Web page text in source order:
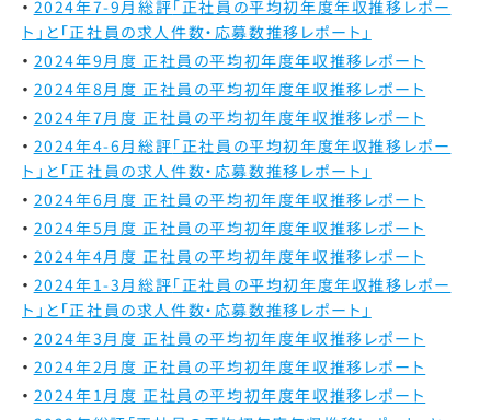
2024年7-9月総評「正社員の平均初年度年収推移レポー
ト」と「正社員の求人件数・応募数推移レポート」
2024年9月度 正社員の平均初年度年収推移レポート
2024年8月度 正社員の平均初年度年収推移レポート
2024年7月度 正社員の平均初年度年収推移レポート
2024年4-6月総評「正社員の平均初年度年収推移レポー
ト」と「正社員の求人件数・応募数推移レポート」
2024年6月度 正社員の平均初年度年収推移レポート
2024年5月度 正社員の平均初年度年収推移レポート
2024年4月度 正社員の平均初年度年収推移レポート
2024年1-3月総評「正社員の平均初年度年収推移レポー
ト」と「正社員の求人件数・応募数推移レポート」
2024年3月度 正社員の平均初年度年収推移レポート
2024年2月度 正社員の平均初年度年収推移レポート
2024年1月度 正社員の平均初年度年収推移レポート